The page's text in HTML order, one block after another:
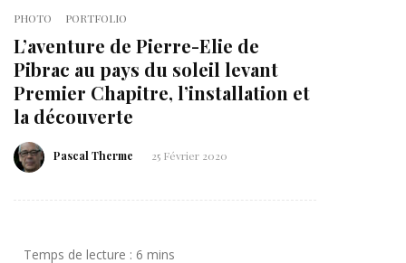
PHOTO PORTFOLIO
L’aventure de Pierre-Elie de
Pibrac au pays du soleil levant
Premier Chapitre, l’installation et
la découverte
Pascal Therme 25 Février 2020